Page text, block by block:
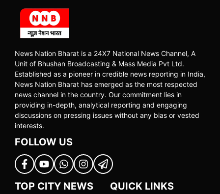
News Nation Bharat is a 24X7 National News Channel, A
Unit of Bhushan Broadcasting & Mass Media Pvt Ltd.
Established as a pioneer in credible news reporting in India,
News Nation Bharat has emerged as the most respected
news channel in the country. Our commitment lies in
providing in-depth, analytical reporting and engaging
discussions on pressing issues without any bias or vested
interests.
FOLLOW US
TOP CITY NEWS QUICK LINKS